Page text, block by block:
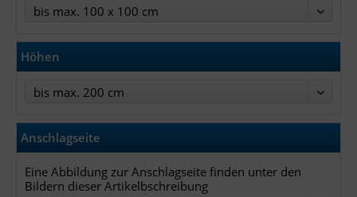
Höhen
Anschlagseite
Eine Abbildung zur Anschlagseite finden unter den
Bildern dieser Artikelbschreibung